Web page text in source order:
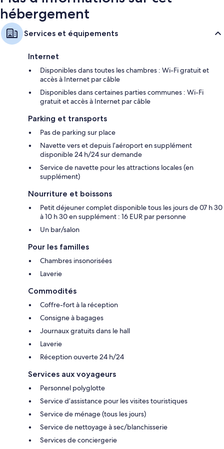
hébergement
Services et équipements
Internet
Disponibles dans toutes les chambres : Wi-Fi gratuit et
accès à Internet par câble
Disponibles dans certaines parties communes : Wi-Fi
gratuit et accès à Internet par câble
Parking et transports
Pas de parking sur place
Navette vers et depuis l’aéroport en supplément
disponible 24 h/24 sur demande
Service de navette pour les attractions locales (en
supplément)
Nourriture et boissons
Petit déjeuner complet disponible tous les jours de 07 h 30
à 10 h 30 en supplément : 16 EUR par personne
Un bar/salon
Pour les familles
Chambres insonorisées
Laverie
Commodités
Coffre-fort à la réception
Consigne à bagages
Journaux gratuits dans le hall
Laverie
Réception ouverte 24 h/24
Services aux voyageurs
Personnel polyglotte
Service d’assistance pour les visites touristiques
Service de ménage (tous les jours)
Service de nettoyage à sec/blanchisserie
Services de conciergerie